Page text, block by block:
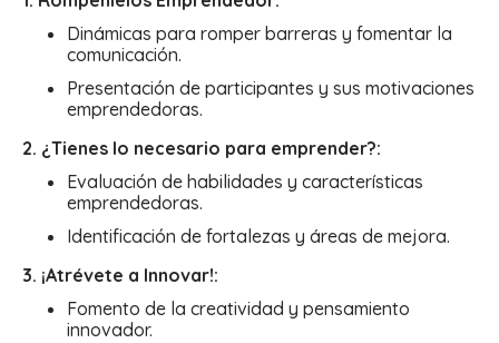
Dinámicas para romper barreras y fomentar la
comunicación.
Presentación de participantes y sus motivaciones
emprendedoras.
2. ¿Tienes lo necesario para emprender?:
Evaluación de habilidades y características
emprendedoras.
Identificación de fortalezas y áreas de mejora.
3. ¡Atrévete a Innovar!:
Fomento de la creatividad y pensamiento
innovador.